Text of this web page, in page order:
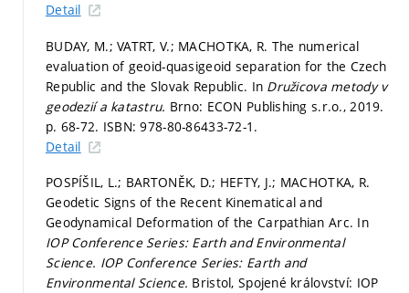
Detail
BUDAY, M.; VATRT, V.; MACHOTKA, R. The numerical
evaluation of geoid-quasigeoid separation for the Czech
Republic and the Slovak Republic. In Družicova metody v
geodezií a katastru. Brno: ECON Publishing s.r.o., 2019.
p. 68-72. ISBN: 978-80-86433-72-1.
Detail
POSPÍŠIL, L.; BARTONĚK, D.; HEFTY, J.; MACHOTKA, R.
Geodetic Signs of the Recent Kinematical and
Geodynamical Deformation of the Carpathian Arc. In
IOP Conference Series: Earth and Environmental
Science. IOP Conference Series: Earth and
Environmental Science. Bristol, Spojené království: IOP